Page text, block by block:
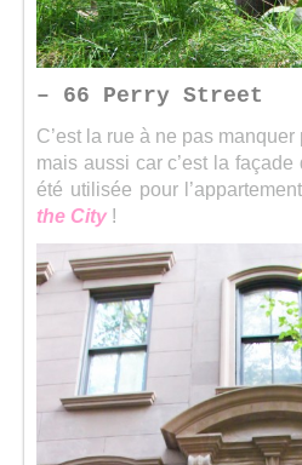
– 66 Perry Street
C’est la rue à ne pas
mais aussi car c’est la
été utilisée pour
the City !